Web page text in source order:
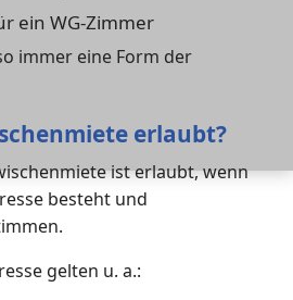
ein WG-Zimmer
immer eine Form der
erlaubt?
ist erlaubt, wenn
besteht und
gelten u. a.: